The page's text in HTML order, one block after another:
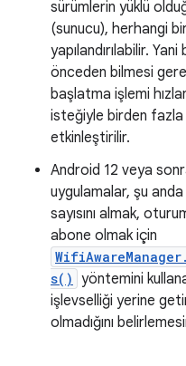
sürümlerin yüklü
(sunucu), herhangi
yapılandırılabilir.
önceden bilmesi
başlatma işlemi
isteğiyle birden
etkinleştirilir.
Android 12 veya
uygulamalar, şu anda
sayısını almak,
abone olmak için
s() yöntemini
işlevselliği yerine
olmadığını